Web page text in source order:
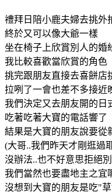
禮拜日陪小鹿夫婦去挑外
終於又可以像大爺一樣
坐在椅子上欣賞別人的婚
我比較喜歡當欣賞的角色
挑完跟朋友直接去喜餅店
拉咧了一會也差不多接近
我們決定又去朋友開的日
吃著吃著大寶的電話響了
結果是大寶的朋友說要從
(大哥..我們昨天才剛逛過
沒辦法..也不好意思拒絕
我們當然也要盡地主之宜
沒想到大寶的朋友是吃"